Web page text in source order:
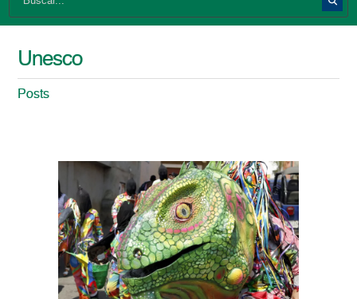
Unesco
Posts